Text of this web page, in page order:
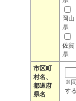
岡山
県
佐賀
県
市区町
村名、
都道府
県名
※
す